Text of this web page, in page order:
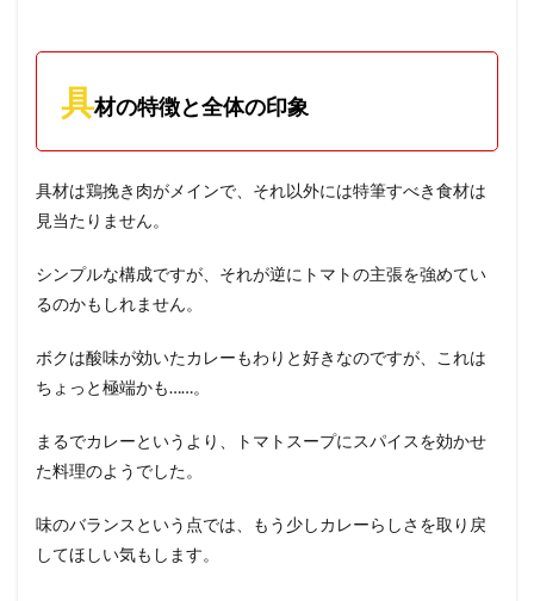
具材の特徴と全体の印象
具材は鶏挽き肉がメインで、それ以外には特筆すべき食材は
見当たりません。
シンプルな構成ですが、それが逆にトマトの主張を強めてい
るのかもしれません。
ボクは酸味が効いたカレーもわりと好きなのですが、これは
ちょっと極端かも……。
まるでカレーというより、トマトスープにスパイスを効かせ
た料理のようでした。
味のバランスという点では、もう少しカレーらしさを取り戻
してほしい気もします。